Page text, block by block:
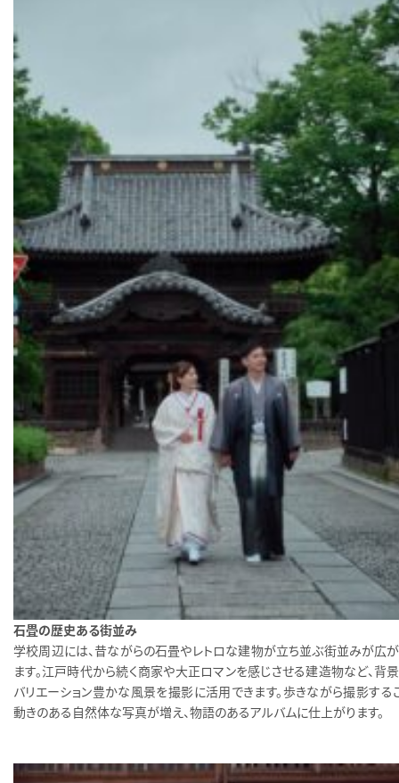
石畳の歴史ある街並み
学校周辺には、昔ながらの石畳やレトロな建物が立ち並ぶ街並みが広
ます。江戸時代から続く商家や大正ロマンを感じさせる建造物など、背
バリエーション豊かな風景を撮影に活用できます。歩きながら撮影する
動きのある自然体な写真が増え、物語のあるアルバムに仕上がります。